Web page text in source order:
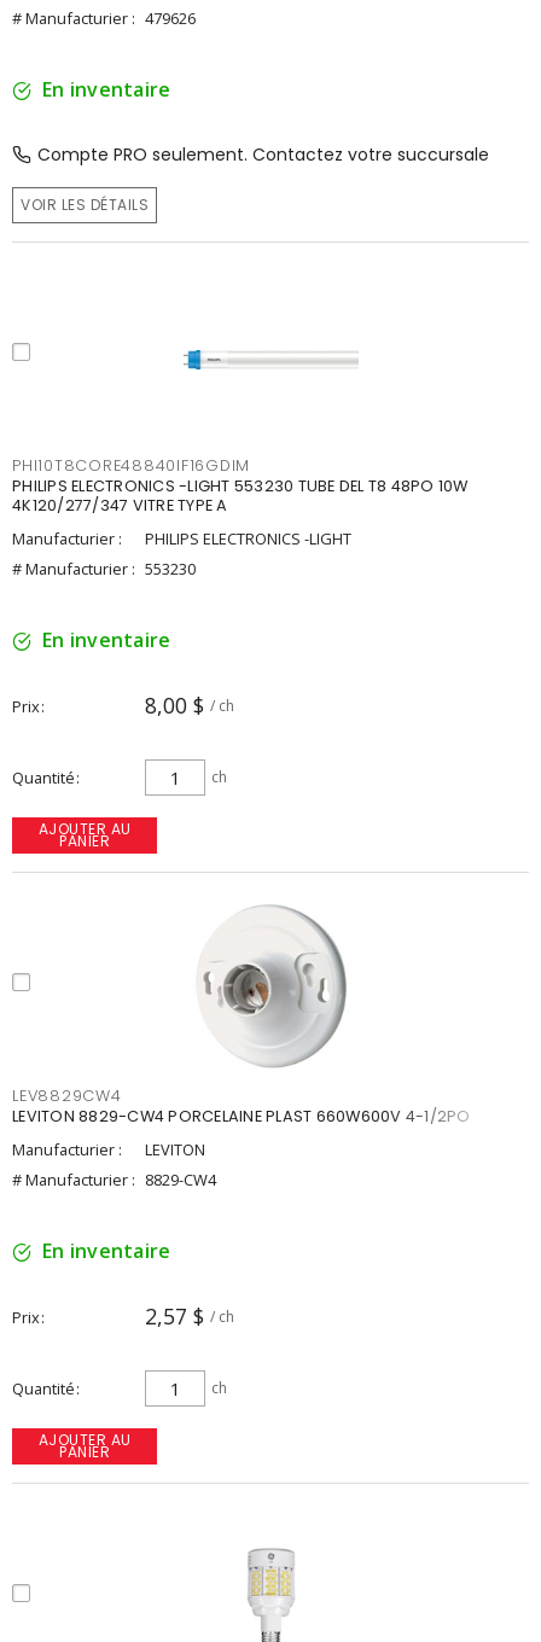
# Manufacturier : 479626
En inventaire
Compte PRO seulement. Contactez votre succursale
VOIR LES DÉTAILS
PHI10T8CORE48840IF16GDIM
PHILIPS ELECTRONICS -LIGHT 553230 TUBE DEL T8 48PO 10W
4K120/277/347 VITRE TYPE A
Manufacturier :
PHILIPS ELECTRONICS -LIGHT
# Manufacturier : 553230
En inventaire
Prix 8,00 $ / ch
Quantité ch
AJOUTER AU
PANIER
LEV8829CW4
LEVITON 8829-CW4 PORCELAINE PLAST 660W600V 4-1/2PO
Manufacturier :
LEVITON
# Manufacturier : 8829-CW4
En inventaire
Prix 2,57 $ / ch
Quantité ch
AJOUTER AU
PANIER